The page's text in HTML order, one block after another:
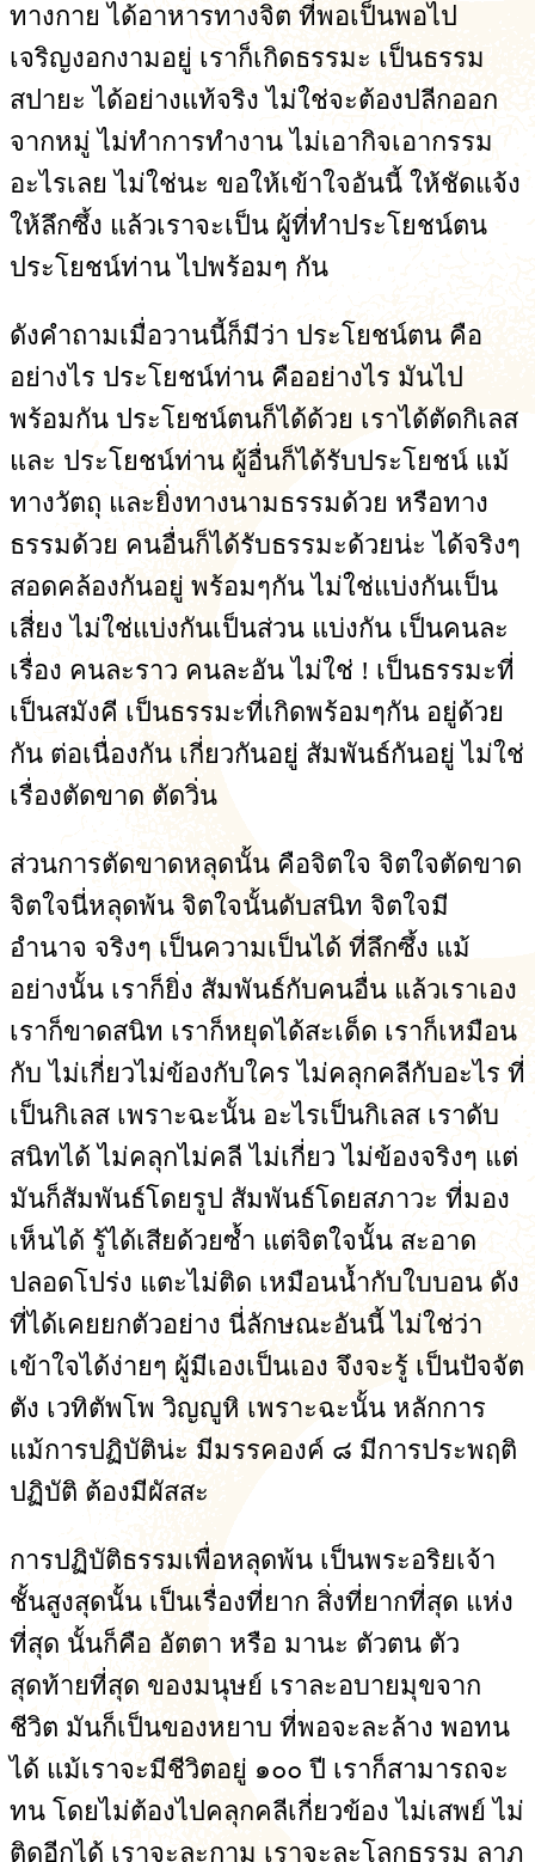
ทางกาย ได้อาหารทางจิต ที่พอเป็นพอไป
เจริญงอกงามอยู่ เราก็เกิดธรรมะ เป็นธรรม
สปายะ ได้อย่างแท้จริง ไม่ใช่จะต้องปลีกออก
จากหมู่ ไม่ทำการทำงาน ไม่เอากิจเอากรรม
อะไรเลย ไม่ใช่นะ ขอให้เข้าใจอันนี้ ให้ชัดแจ้ง
ให้ลึกซึ้ง แล้วเราจะเป็น ผู้ที่ทำประโยชน์ตน
ประโยชน์ท่าน ไปพร้อมๆ กัน
ดังคำถามเมื่อวานนี้ก็มีว่า ประโยชน์ตน คือ
อย่างไร ประโยชน์ท่าน คืออย่างไร มันไป
พร้อมกัน ประโยชน์ตนก็ได้ด้วย เราได้ตัดกิเลส
และ ประโยชน์ท่าน ผู้อื่นก็ได้รับประโยชน์ แม้
ทางวัตถุ และยิ่งทางนามธรรมด้วย หรือทาง
ธรรมด้วย คนอื่นก็ได้รับธรรมะด้วยน่ะ ได้จริงๆ
สอดคล้องกันอยู่ พร้อมๆกัน ไม่ใช่แบ่งกันเป็น
เสี่ยง ไม่ใช่แบ่งกันเป็นส่วน แบ่งกัน เป็นคนละ
เรื่อง คนละราว คนละอัน ไม่ใช่ ! เป็นธรรมะที่
เป็นสมังคี เป็นธรรมะที่เกิดพร้อมๆกัน อยู่ด้วย
กัน ต่อเนื่องกัน เกี่ยวกันอยู่ สัมพันธ์กันอยู่ ไม่ใช่
เรื่องตัดขาด ตัดวิ่น
ส่วนการตัดขาดหลุดนั้น คือจิตใจ จิตใจตัดขาด
จิตใจนี่หลุดพ้น จิตใจนั้นดับสนิท จิตใจมี
อำนาจ จริงๆ เป็นความเป็นได้ ที่ลึกซึ้ง แม้
อย่างนั้น เราก็ยิ่ง สัมพันธ์กับคนอื่น แล้วเราเอง
เราก็ขาดสนิท เราก็หยุดได้สะเด็ด เราก็เหมือน
กับ ไม่เกี่ยวไม่ข้องกับใคร ไม่คลุกคลีกับอะไร ที่
เป็นกิเลส เพราะฉะนั้น อะไรเป็นกิเลส เราดับ
สนิทได้ ไม่คลุกไม่คลี ไม่เกี่ยว ไม่ข้องจริงๆ แต่
มันก็สัมพันธ์โดยรูป สัมพันธ์โดยสภาวะ ที่มอง
เห็นได้ รู้ได้เสียด้วยซ้ำ แต่จิตใจนั้น สะอาด
ปลอดโปร่ง แตะไม่ติด เหมือนน้ำกับใบบอน ดัง
ที่ได้เคยยกตัวอย่าง นี่ลักษณะอันนี้ ไม่ใช่ว่า
เข้าใจได้ง่ายๆ ผู้มีเองเป็นเอง จึงจะรู้ เป็นปัจจัต
ตัง เวทิตัพโพ วิญญูหิ เพราะฉะนั้น หลักการ
แม้การปฏิบัติน่ะ มีมรรคองค์ ๘ มีการประพฤติ
ปฏิบัติ ต้องมีผัสสะ
การปฏิบัติธรรมเพื่อหลุดพ้น เป็นพระอริยเจ้า
ชั้นสูงสุดนั้น เป็นเรื่องที่ยาก สิ่งที่ยากที่สุด แห่ง
ที่สุด นั้นก็คือ อัตตา หรือ มานะ ตัวตน ตัว
สุดท้ายที่สุด ของมนุษย์ เราละอบายมุขจาก
ชีวิต มันก็เป็นของหยาบ ที่พอจะละล้าง พอทน
ได้ แม้เราจะมีชีวิตอยู่ ๑๐๐ ปี เราก็สามารถจะ
ทน โดยไม่ต้องไปคลุกคลีเกี่ยวข้อง ไม่เสพย์ ไม่
ติดอีกได้ เราจะละกาม เราจะละโลกธรรม ลาภ